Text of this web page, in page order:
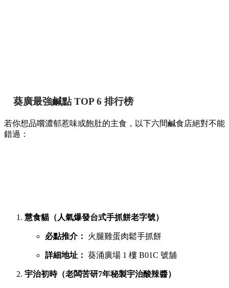
葵廣最強鹹點 TOP 6 排行榜
若你想品嚐濃郁惹味或飽肚的主食，以下六間鹹食店絕對不能
錯過：
慧食貓（人氣爆發台式手抓餅老字號）
必點推介： 火腿雞蛋肉鬆手抓餅
詳細地址： 葵涌廣場 1 樓 B01C 號舖
宇治初時（老闆苦研7年秘製宇治酸辣醬）